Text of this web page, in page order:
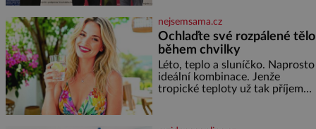
nejsemsama.cz
Ochlaďte své rozpálené tělo
během chvilky
Léto, teplo a sluníčko. Naprosto
ideální kombinace. Jenže
tropické teploty už tak příjemné
dyž se nám tropy zaryjí pod